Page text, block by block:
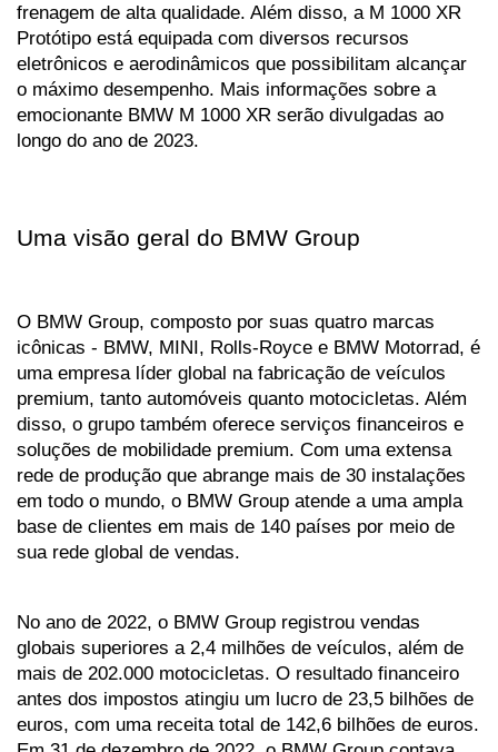
frenagem de alta qualidade. Além disso, a M 1000 XR
Protótipo está equipada com diversos recursos
eletrônicos e aerodinâmicos que possibilitam alcançar
o máximo desempenho. Mais informações sobre a
emocionante BMW M 1000 XR serão divulgadas ao
longo do ano de 2023.
Uma visão geral do BMW Group
O BMW Group, composto por suas quatro marcas
icônicas - BMW, MINI, Rolls-Royce e BMW Motorrad, é
uma empresa líder global na fabricação de veículos
premium, tanto automóveis quanto motocicletas. Além
disso, o grupo também oferece serviços financeiros e
soluções de mobilidade premium. Com uma extensa
rede de produção que abrange mais de 30 instalações
em todo o mundo, o BMW Group atende a uma ampla
base de clientes em mais de 140 países por meio de
sua rede global de vendas.
No ano de 2022, o BMW Group registrou vendas
globais superiores a 2,4 milhões de veículos, além de
mais de 202.000 motocicletas. O resultado financeiro
antes dos impostos atingiu um lucro de 23,5 bilhões de
euros, com uma receita total de 142,6 bilhões de euros.